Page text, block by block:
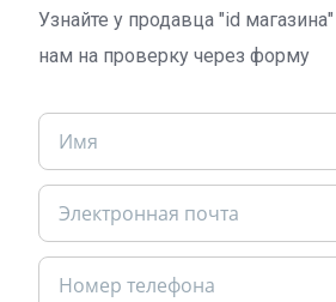
Узнайте у продавца "id
нам на проверку через форму